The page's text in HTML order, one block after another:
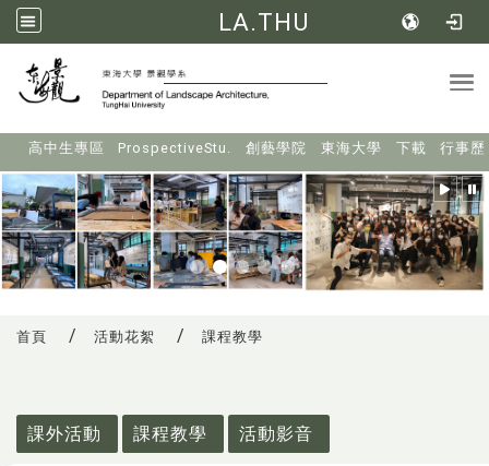
LA.THU
高中生專區 ProspectiveStu. 創藝學院 東海大學 下載 行事歷
首頁 活動花絮 課程教學
課外活動
課程教學 活動影音